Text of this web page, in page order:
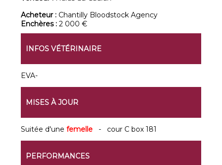
Acheteur : Chantilly Bloodstock Agency
Enchères :2 000 €
INFOS VÉTÉRINAIRE
EVA-
MISES À JOUR
Suitée d'unefemelle- cour C box 181
PERFORMANCES